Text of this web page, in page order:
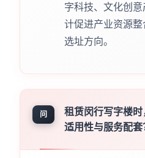
字科技、文化创
计促进产业资源
选址方向。
问
租赁闵行写字楼
适用性与服务配套